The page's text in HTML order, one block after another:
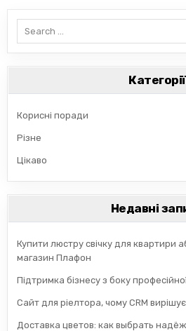
Категорії
Корисні поради
Різне
Цікаво
Недавні
Купити люстру свічку для квартири
магазин Плафон
Підтримка бізнесу з боку
Сайт для ріелтора, чому CRM
Доставка цветов: как выбрать